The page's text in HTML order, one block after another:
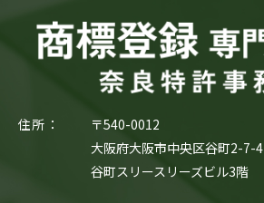
住所：
〒540-0012
大阪府大阪市中央区谷町2-7-4
谷町スリースリーズビル3階